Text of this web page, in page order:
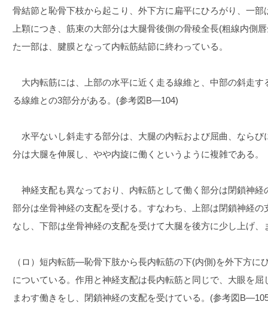
骨結節と恥骨下枝から起こり、外下方に扁平にひろがり、一
上顆につき、筋束の大部分は大腿骨後側の骨稜全長(粗線内側
た一部は、腱膜となって内転筋結節に終わっている。
大内転筋には、上部の水平に近く走る線維と、中部の斜走す
る線維との3部分がある。(参考図B―104)
水平ないし斜走する部分は、大腿の内転および屈曲、ならび
分は大腿を伸展し、やや内旋に働くというように複雑である。
神経支配も異なっており、内転筋として働く部分は閉鎖神経
部分は坐骨神経の支配を受ける。すなわち、上部は閉鎖神経
なし、下部は坐骨神経の支配を受けて大腿を後方に少し上げ
（ロ）短内転筋―恥骨下肢から長内転筋の下(内側)を外下方に
についている。作用と神経支配は長内転筋と同じで、大眼を
まわす働きをし、閉鎖神経の支配を受けている。(参考図